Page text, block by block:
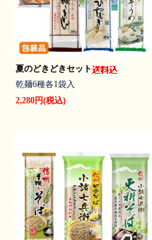
夏のどきどきセット
乾麺6種各1袋入
2,280円(税込)